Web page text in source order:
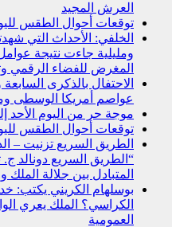
العرش المجيد
توقعات أحوال الطقس
الخلفي: الأحداث التي
ومليلية جاءت نتيجة
المغرض للفضاء الرقمي
الاحتفال بالذكرى
عواصم أمريكا الوسطى
موجة حر من اليوم الأحد
توقعات أحوال الطقس
الطريق السريع تزنيت –
“الطريق السريع دونالد ج.
المتبادل بين جلالة
بوسلهام الكريني يكتب:
الكراسي؟ الملك يعري
العمومية